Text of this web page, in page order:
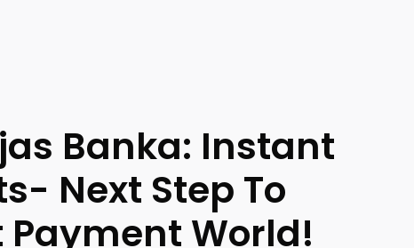
Banka: Instant
Next Step To
World!